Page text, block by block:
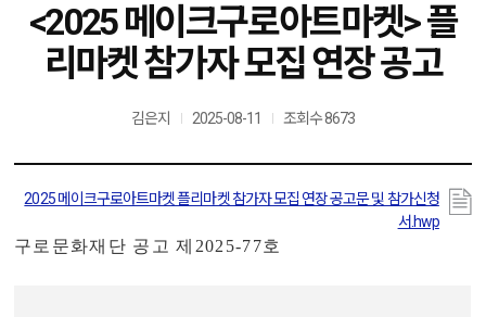
<2025 메이크구로아트마켓> 플
리마켓 참가자 모집 연장 공고
김은지 2025-08-11 조회수 8673
2025 메이크구로아트마켓 플리마켓 참가자 모집 연장 공고문 및 참가신청
서.hwp
구로문화재단 공고 제 2025-77호